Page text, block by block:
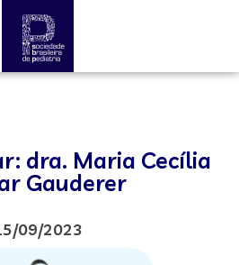
dra. Maria Cecília
Gauderer
09/2023